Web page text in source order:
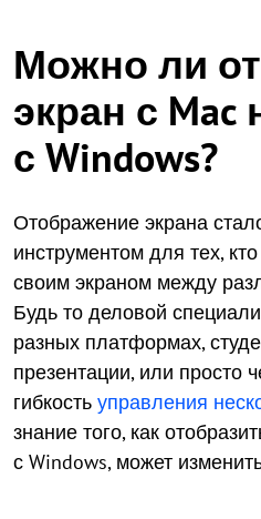
Можно ли
экран с Mac
с Windows?
Отображение экрана
инструментом для тех,
своим экраном между
Будь то деловой
разных платформах,
презентации, или просто
гибкость управления
знание того, как
с Windows, может